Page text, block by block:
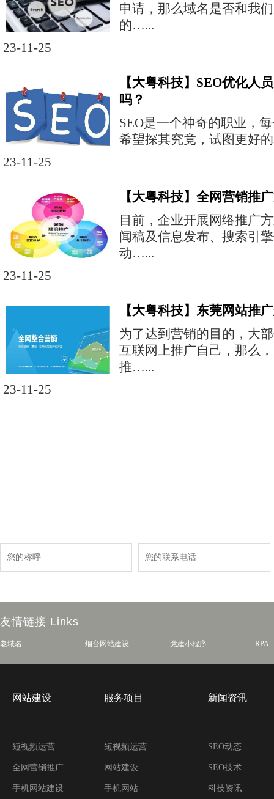
申请，那么域名是否和我
的…...
23-11-25
【大粤科技】SEO优化人
吗？
SEO是一个神奇的职业，
希望探其究竟，试图更好
23-11-25
【大粤科技】全网营销推
目前，企业开展网络推广
闻稿及信息发布、搜索引
动…...
23-11-25
【大粤科技】东莞网站推
为了达到营销的目的，大
互联网上推广自己，那么
推…...
23-11-25
友情链接 Links
老域名 烟台网站建设 党建小程序 RPA
网站建设
短视频运营
全网营销推广
手机网站建设
服务项目
短视频运营
网站建设
手机网站
新闻资讯
SEO动态
SEO技术
科技资讯